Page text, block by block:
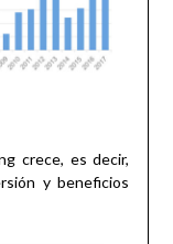
crece, es decir,
y beneficios